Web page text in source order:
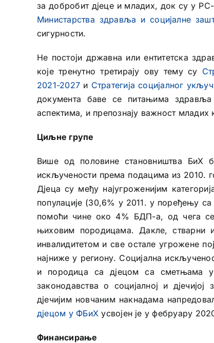
за добробит дјеце и младих, док су у
Министарства здравља и социјалне
сигурности.
Не постоји државна или ентитетска
које тренутно третирају ову тему су
2021-2027 и Стратегија социјалног
документа баве се питањима
аспектима, и препознају важност
Циљне групе
Више од половине становништва БиХ
искључености према подацима из 2010.
Дјеца су међу најугроженијим
популације (30,6% у 2011. у поређењу
помоћи чине око 4% БДП-а, од чега се
њиховим породицама. Дакле, стварни
инвалидитетом и све остале угрожене
најниже у региону. Социјална
и породица са дјецом са сметњама
законодавства о социјалној и
дјечијим новчаним накнадама
дјецом у ФБиХ усвојен је у фебруару
Финансирање